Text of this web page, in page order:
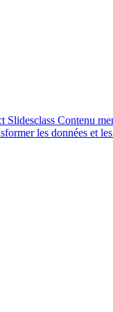
Slidesclass Contenu
les données et